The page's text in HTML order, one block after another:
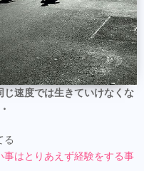
速度では生きていけなくな
る
事はとりあえず経験をする事